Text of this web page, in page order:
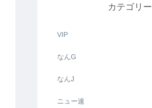
カテゴリー
VIP
なんG
なんJ
ニュー速